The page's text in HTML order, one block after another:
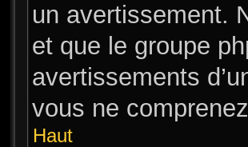
un avertissement.
et que le groupe
avertissements
vous ne
Haut